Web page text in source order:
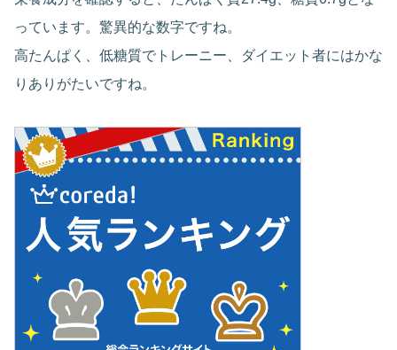
っています。驚異的な数字ですね。
高たんぱく、低糖質でトレーニー、ダイエット者にはかな
りありがたいですね。